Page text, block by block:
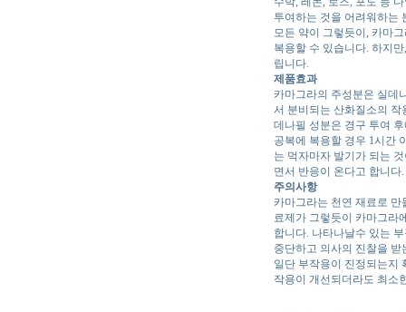
투여하는 것을 어려워하는
모든 약이 그렇듯이, 카마
복용할 수 있습니다. 하지
립니다.
제품효과
카마그라의 주성분은 실데
서 분비되는 산화질소의
데나필 성분은 경구 투여
공복에 복용할 경우 1시간
는 먹자마자 발기가 되는
면서 반응이 온다고 합니
주의사항
카마그라는 천연 재료로
료제가 그렇듯이 카마그라
합니다. 나타나날수 있는
중단하고 의사의 진찰을 받
일단 부작용이 진정되는지
작용이 개선되더라도 최소